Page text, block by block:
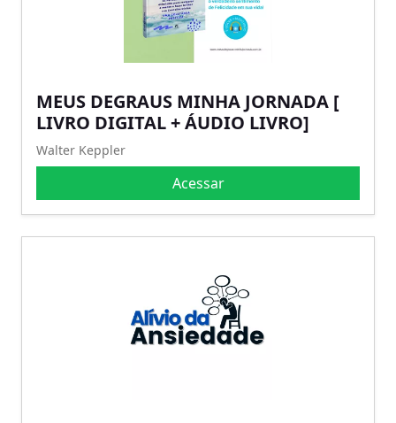
MEUS DEGRAUS MINHA JORNADA [
LIVRO DIGITAL + ÁUDIO LIVRO]
Walter Keppler
Acessar